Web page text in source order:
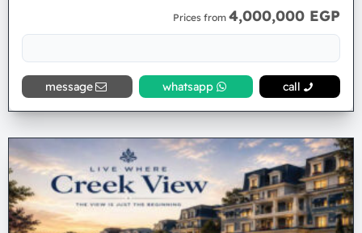
Prices from 4,000,000 EGP
call
whatsapp
message